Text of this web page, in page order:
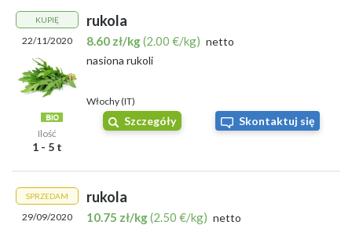
KUPIĘ
22/11/2020
Ilość
1 - 5 t
rukola
8.60 zł/kg(2.00 €/kg) netto
nasiona rukoli
Włochy (IT)
Szczegóły Skontaktuj się
SPRZEDAM
29/09/2020
rukola
10.75 zł/kg(2.50 €/kg) netto